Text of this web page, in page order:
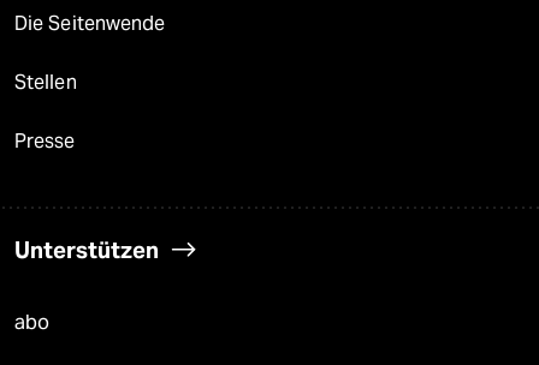
Die Seitenwende
Stellen
Presse
Unterstützen
abo